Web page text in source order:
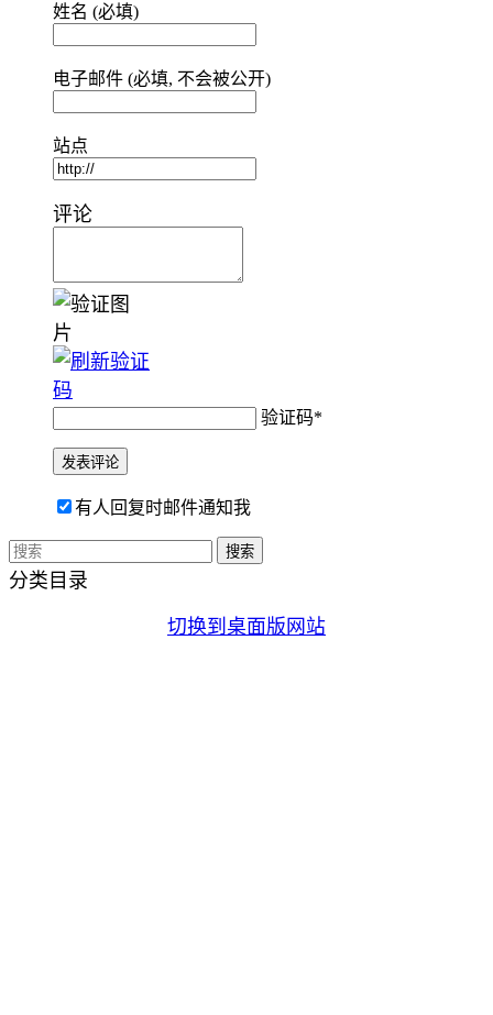
姓名 (必填)
电子邮件 (必填, 不会被公开)
站点
评论
验证码*
有人回复时邮件通知我
分类目录
切换到桌面版网站